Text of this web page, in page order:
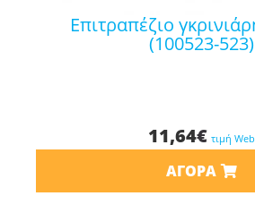
επιτραπέζιο γκρινιάρης-φιδάκι
(100523-523)
11,64€ τιμή Web
ΑΓΟΡΆ